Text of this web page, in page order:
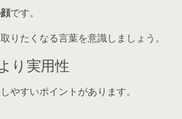
です。
りたくなる言葉を意識しましょう。
り実用性
やすいポイントがあります。